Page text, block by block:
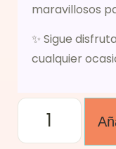
maravillosos
✨ Sigue
cualquier